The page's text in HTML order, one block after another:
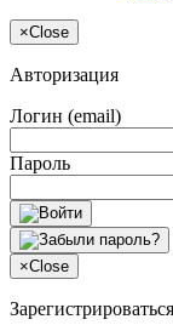
×Close
Авторизация
Логин (email)
Пароль
×Close